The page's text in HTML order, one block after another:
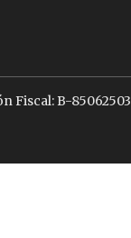
Fiscal: B-85062503